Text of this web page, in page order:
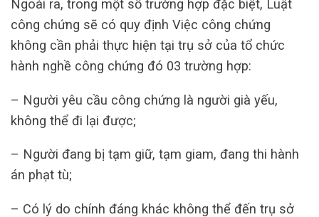
Ngoài ra, trong một số trường hợp đặc biệt, Luật
công chứng sẽ có quy định Việc công chứng
không cần phải thực hiện tại trụ sở của tổ chức
hành nghề công chứng đó 03 trường hợp:
– Người yêu cầu công chứng là người già yếu,
không thể đi lại được;
– Người đang bị tạm giữ, tạm giam, đang thi hành
án phạt tù;
– Có lý do chính đáng khác không thể đến trụ sở